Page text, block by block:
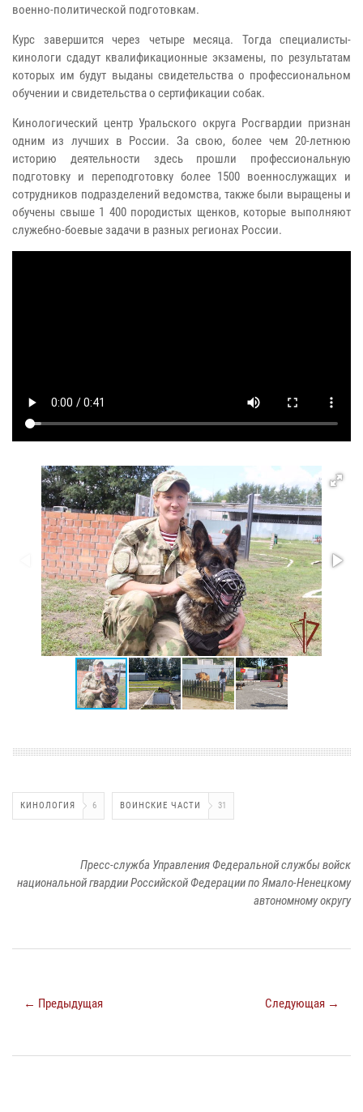
военно-политической подготовкам.
Курс завершится через четыре месяца. Тогда специалисты-
кинологи сдадут квалификационные экзамены, по результатам
которых им будут выданы свидетельства о профессиональном
обучении и свидетельства о сертификации собак.
Кинологический центр Уральского округа Росгвардии признан
одним из лучших в России. За свою, более чем 20-летнюю
историю деятельности здесь прошли профессиональную
подготовку и переподготовку более 1500 военнослужащих и
сотрудников подразделений ведомства, также были выращены и
обучены свыше 1 400 породистых щенков, которые выполняют
служебно-боевые задачи в разных регионах России.
КИНОЛОГИЯ 6 ВОИНСКИЕ ЧАСТИ 31
Пресс-служба Управления Федеральной службы войск
национальной гвардии Российской Федерации по Ямало-Ненецкому
автономному округу
← Предыдущая Следующая →